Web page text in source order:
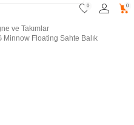
0 0
ve Takımlar
Minnow Floating Sahte Balık